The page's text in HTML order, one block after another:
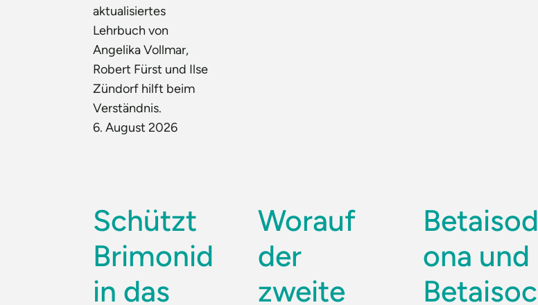
aktualisiertes
Lehrbuch von
Angelika Vollmar,
Robert Fürst und Ilse
Zündorf hilft beim
Verständnis.
6. August 2026
Schützt
Brimonid
in das
Worauf
der
zweite
Betaisod
ona und
Betaisoc